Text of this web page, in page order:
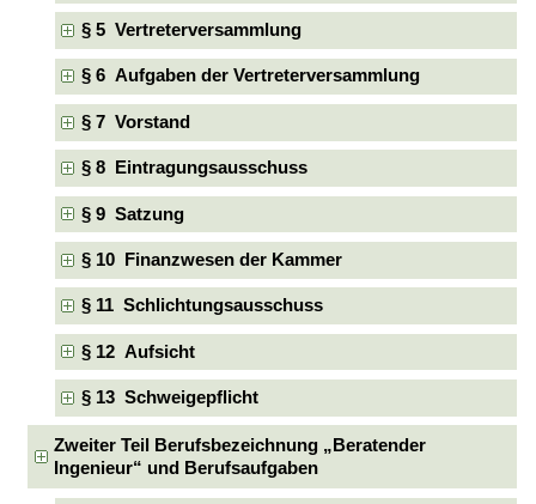
§ 5 Vertreterversammlung
§ 6 Aufgaben der Vertreterversammlung
§ 7 Vorstand
§ 8 Eintragungsausschuss
§ 9 Satzung
§ 10 Finanzwesen der Kammer
§ 11 Schlichtungsausschuss
§ 12 Aufsicht
§ 13 Schweigepflicht
Zweiter Teil Berufsbezeichnung „Beratender
Ingenieur“ und Berufsaufgaben